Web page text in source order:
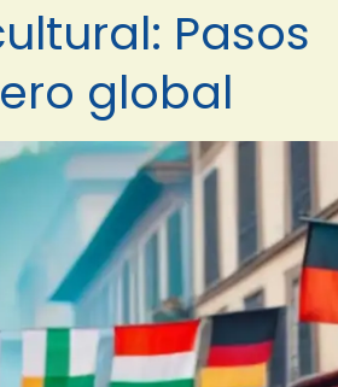
Pasos
global